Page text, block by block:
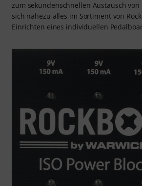
zum sekundenschnellen Austausch
sich nahezu alles im Sortiment von
Einrichten eines individuellen